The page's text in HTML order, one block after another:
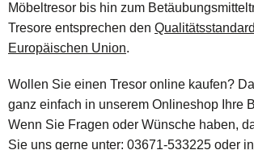
Möbeltresor bis hin zum
Tresore entsprechen den
Europäischen Union.
Wollen Sie einen Tresor online kaufen?
ganz einfach in unserem Onlineshop Ihre
Wenn Sie Fragen oder Wünsche haben,
Sie uns gerne unter: 03671-533225 oder